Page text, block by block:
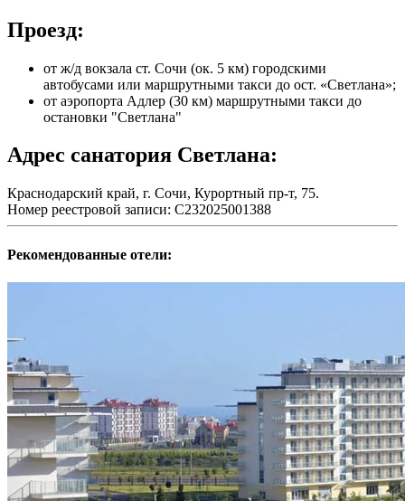
Проезд:
от ж/д вокзала ст. Сочи (ок. 5 км) городскими
автобусами или маршрутными такси до ост. «Светлана»;
от аэропорта Адлер (30 км) маршрутными такси до
остановки "Светлана"
Адрес санатория Светлана:
Краснодарский край, г. Сочи, Курортный пр-т, 75.
Номер реестровой записи: С232025001388
Рекомендованные отели: